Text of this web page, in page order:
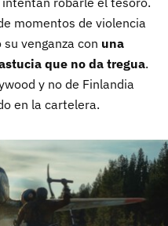
momentos de violencia
venganza con una
que no da tregua.
y no de Finlandia
en la cartelera.